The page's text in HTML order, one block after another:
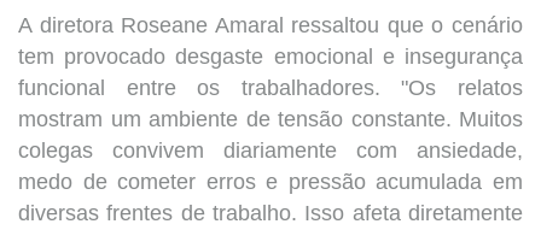
A diretora Roseane Amaral ressaltou que o cenário
tem provocado desgaste emocional e insegurança
funcional entre os trabalhadores. "Os relatos
mostram um ambiente de tensão constante. Muitos
colegas convivem diariamente com ansiedade,
medo de cometer erros e pressão acumulada em
diversas frentes de trabalho. Isso afeta diretamente